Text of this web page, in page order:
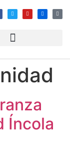
Íncola